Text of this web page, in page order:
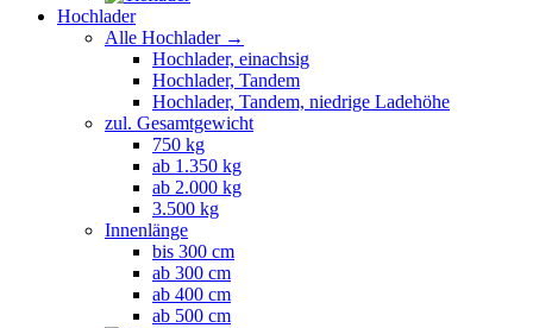
Hochlader
Alle Hochlader →
Hochlader, einachsig
Hochlader, Tandem
Hochlader, Tandem, niedrige Ladehöhe
zul. Gesamtgewicht
750 kg
ab 1.350 kg
ab 2.000 kg
3.500 kg
Innenlänge
bis 300 cm
ab 300 cm
ab 400 cm
ab 500 cm